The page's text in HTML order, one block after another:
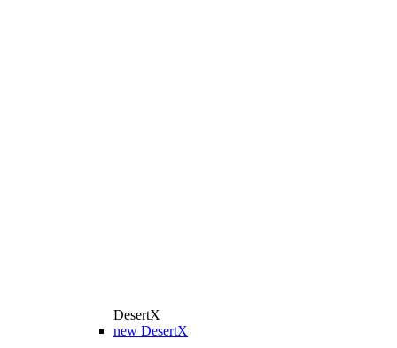
DesertX
new DesertX